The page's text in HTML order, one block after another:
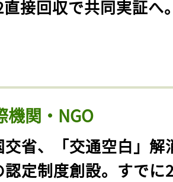
直接回収で共同実証へ
機関・NGO
交省、「交通空白」解
定制度創設。すでに